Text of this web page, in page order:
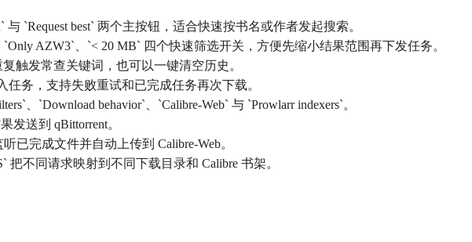
`Request best` 两个主按钮，适合快速按书名或作者发起搜索。
AZW3`、`< 20 MB` 四个快速筛选开关，方便先缩小结果范围再下发任务。
触发常查关键词，也可以一键清空历史。
务，支持失败重试和已完成任务再次下载。
、`Download behavior`、`Calibre-Web` 与 `Prowlarr indexers`。
发送到 qBittorrent。
已完成文件并自动上传到 Calibre-Web。
不同请求映射到不同下载目录和 Calibre 书架。